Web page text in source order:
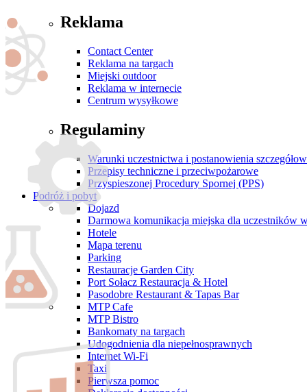
Reklama
Contact Center
Reklama na targach
Miejski outdoor
Reklama w internecie
Centrum wysyłkowe
Regulaminy
Warunki uczestnictwa i postanowienia
Przepisy techniczne i przeciwpożarowe
Przyspieszonej Procedury Spornej (PPS)
Podróż i pobyt
Dojazd
Darmowa komunikacja miejska dla uczestników
Hotele
Mapa terenu
Parking
Restauracje Garden City
Port Sołacz Restauracja & Hotel
Pasodobre Restaurant & Tapas Bar
MTP Cafe
MTP Bistro
Bankomaty na targach
Udogodnienia dla niepełnosprawnych
Internet Wi-Fi
Taxi
Pierwsza pomoc